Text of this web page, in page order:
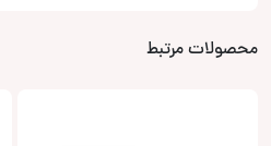
محصولات مرتبط